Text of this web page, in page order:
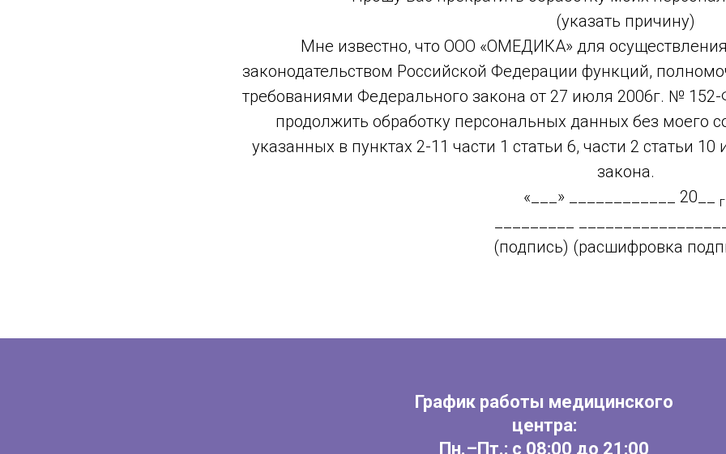
(указать причину)
Мне известно, что ООО «ОМЕДИКА» для
законодательством Российской Федерации функций,
требованиями Федерального закона от 27 июля 2006г. №
продолжить обработку персональных данных без моего
указанных в пунктах 2-11 части 1 статьи 6, части 2 статьи
закона.
«___» ____________ 20__
(подпись) (расшифровка
График работы медицинского
центра:
Пн.–Пт.: с 08:00 до 21:00